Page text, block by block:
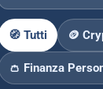
🧭 Tutti 🪙
👛 Finanza